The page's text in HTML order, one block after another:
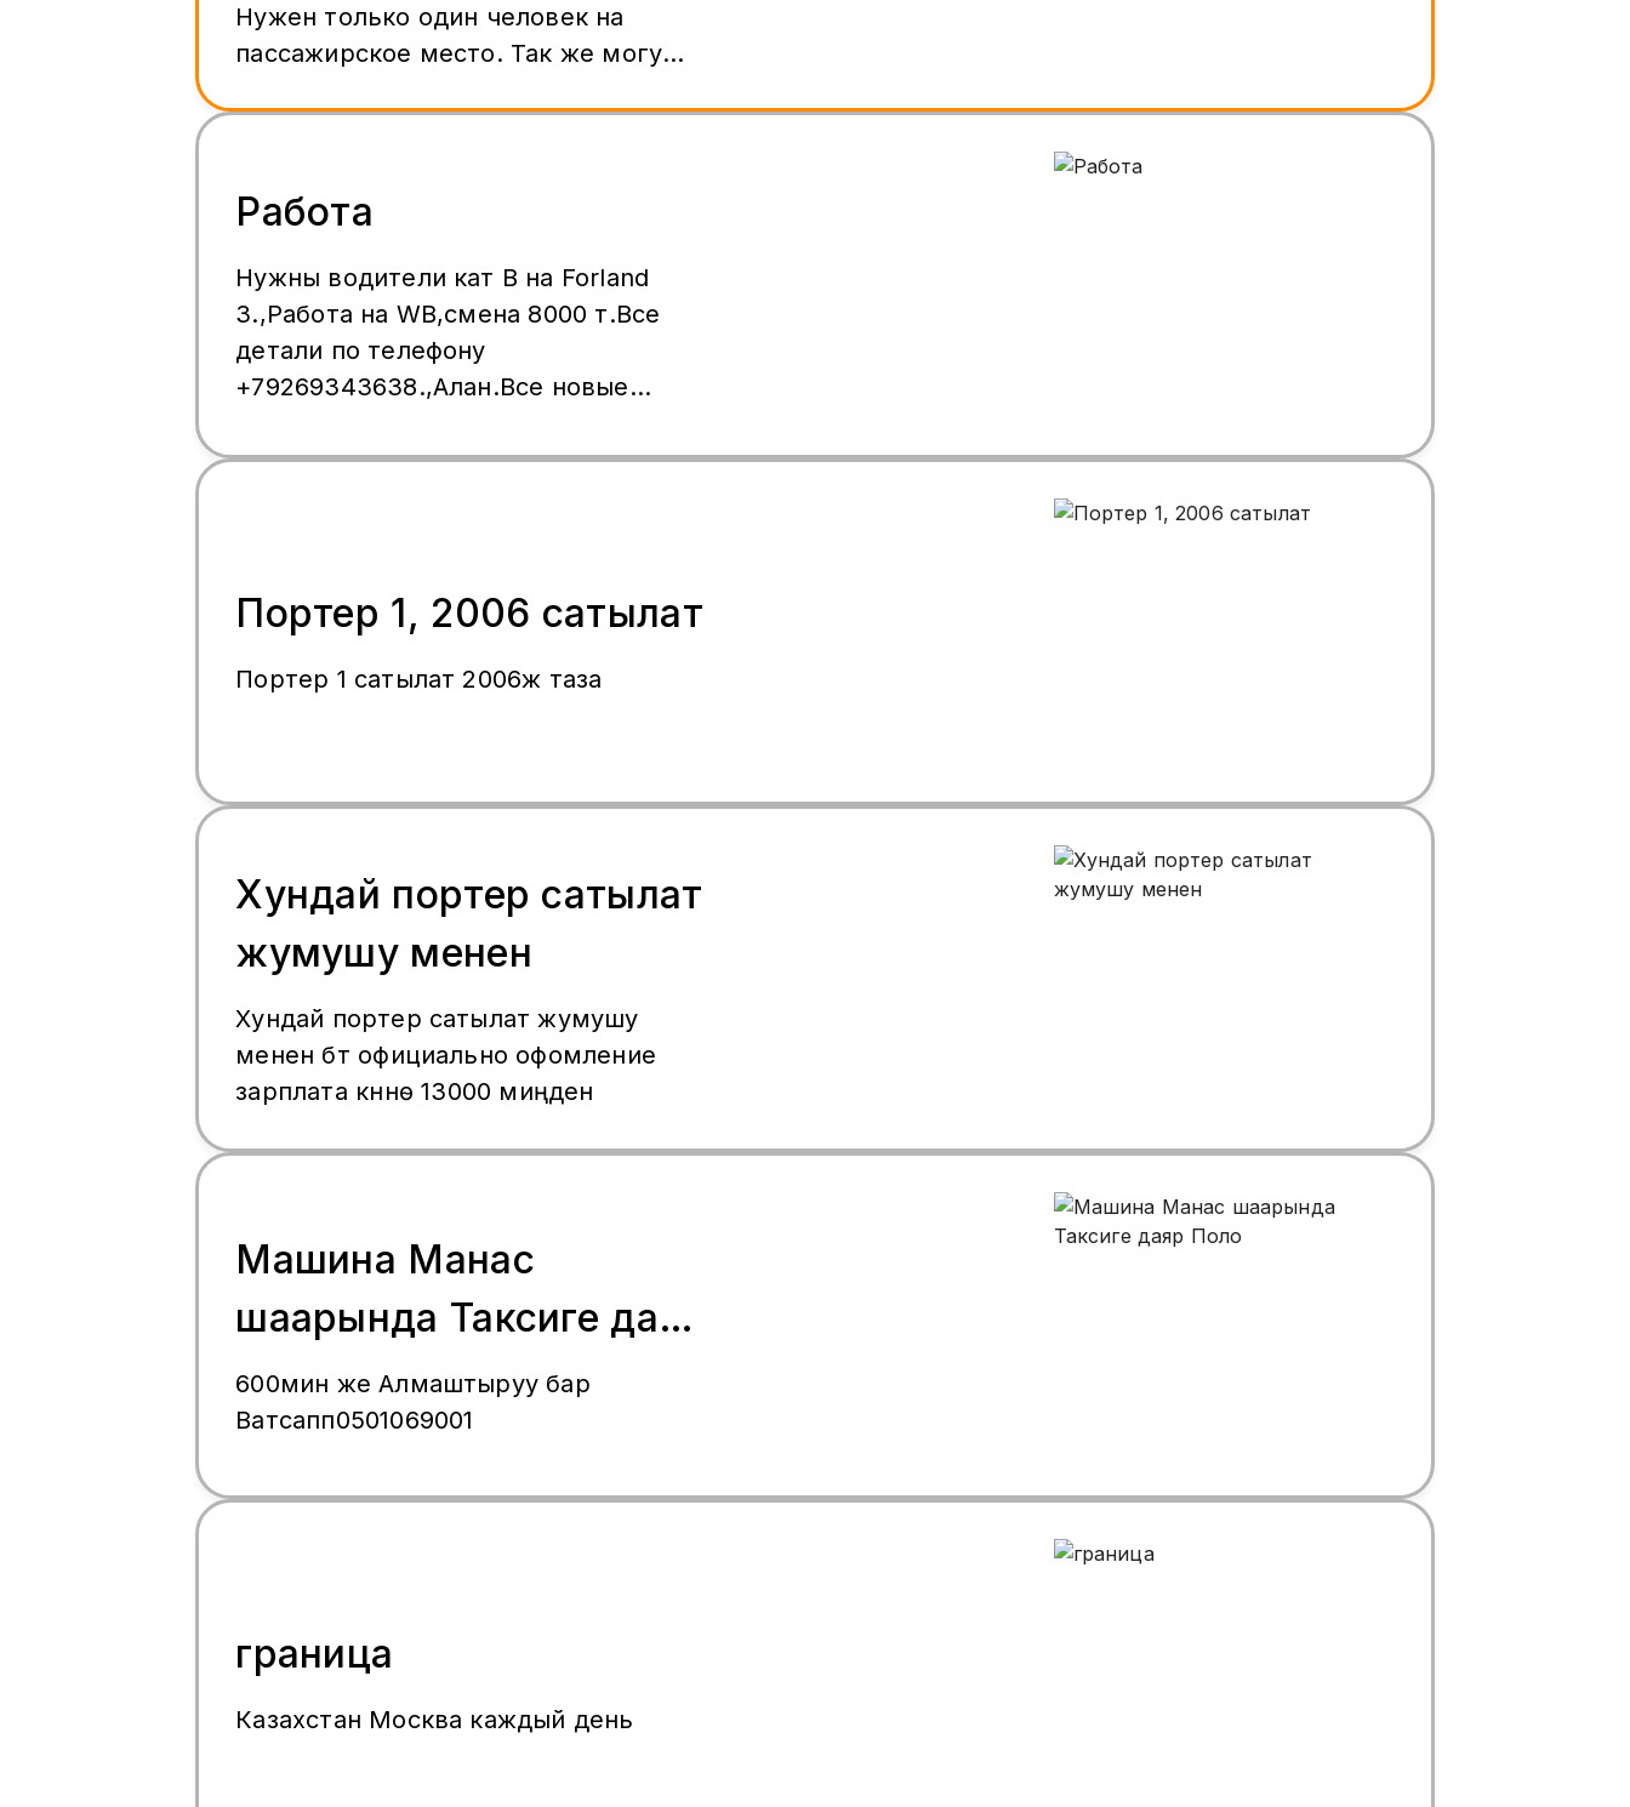
Нужен только один человек на
пассажирское место. Так же могу
Работа
Нужны водители кат В на Forland
3.,Работа на WB,смена 8000 т.Все
детали по телефону
+79269343638.,Алан.Все новые
Портер 1, 2006 сатылат
Портер 1 сатылат 2006ж таза
Хундай портер сатылат
жумушу менен
Хундай портер сатылат жумушу
менен бүт официально офомление
зарплата күнүнө 13000 миңден
Машина Манас
шаарында Таксиге даяр
Поло
600мин же Алмаштыруу бар
Ватсапп0501069001
граница
Казахстан Москва каждый день